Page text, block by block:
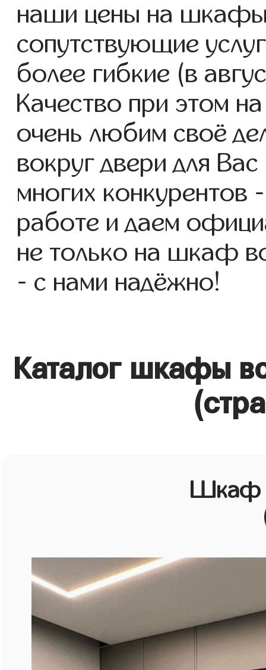
наши цены на шкафы
сопутствующие
более гибкие (в
Качество при этом
очень любим своё
вокруг двери для
многих конкурентов
работе и даем
не только на шкаф
- с нами надёжно!
Каталог шкафы
Шкаф